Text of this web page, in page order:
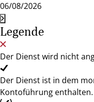
06/08/2026
Legende
Der Dienst wird nicht
Der Dienst ist in dem
Kontoführung enthalten.